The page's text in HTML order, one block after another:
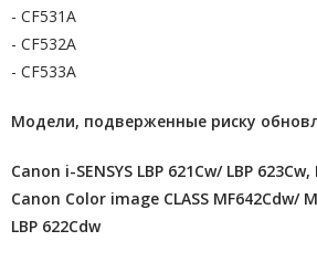
- CF531A
- CF532A
- CF533A
Модели, подверженные риску
Canon i-SENSYS LBP 621Cw/ LBP
Canon Color image CLASS MF642Cdw/
LBP 622Cdw